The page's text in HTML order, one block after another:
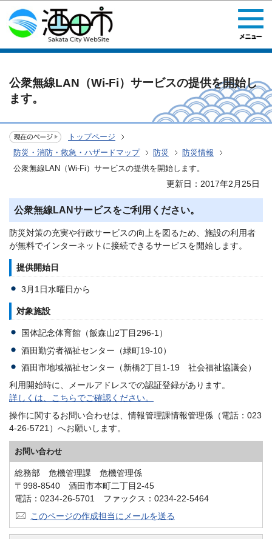
このページの本文へ移動
公衆無線LAN（Wi-Fi）サービスの提供を開始し
ます。
トップページ
防災・消防・救急・ハザードマップ
防災
防災情報
公衆無線LAN（Wi-Fi）サービスの提供を開始します。
更新日：2017年2月25日
公衆無線LANサービスをご利用ください。
防災対策の充実や行政サービスの向上を図るため、施設の利用者
が無料でインターネットに接続できるサービスを開始します。
提供開始日
3月1日水曜日から
対象施設
国体記念体育館（飯森山2丁目296-1）
酒田勤労者福祉センター（緑町19-10）
酒田市地域福祉センター（新橋2丁目1-19 社会福祉協議会）
利用開始時に、メールアドレスでの認証登録があります。
詳しくは、こちらでご確認ください。
操作に関するお問い合わせは、情報管理課情報管理係（電話：023
4-26-5721）へお願いします。
お問い合わせ
総務部 危機管理課 危機管理係
〒998-8540 酒田市本町二丁目2-45
電話：0234-26-5701 ファックス：0234-22-5464
このページの作成担当にメールを送る